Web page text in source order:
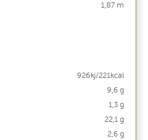
1,87 m
926kj/221kcal
9,6 g
1,3 g
22,1 g
2,6 g